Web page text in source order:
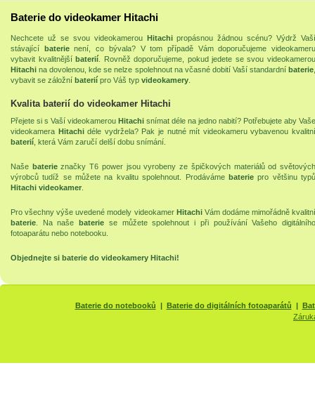
Baterie do videokamer Hitachi
Nechcete už se svou videokamerou Hitachipropásnou žádnou scénu? Výdrž Vaší
stávající baterienení, co bývala? V tom případě Vám doporučujeme
vybavit kvalitnějšíbaterií . Rovněž doporučujeme, pokud jedete se svou
Hitachi na dovolenou, kde se nelze spolehnout na včasné dobití Vaší standardní baterie
vybavit se záložní baterií pro Váš typ videokamery
Kvalita baterií do videokamer Hitachi
Přejete si s Vaší videokamerou Hitachi snímat déle na jedno nabití? Potřebujete aby Vaše
videokamera Hitachidéle vydržela? Pak je nutné mít videokameru vybavenou
baterií , která Vám zaručí delší dobu snímání.
Naše baterieznačky T6 power jsou vyrobeny ze špičkových materiálů od
výrobců tudíž se můžete na kvalitu spolehnout. Prodáváme bateriepro většinu
Hitachi videokamer
Pro všechny výše uvedené modely videokamer HitachiVám dodáme mimořádně
baterie . Na našebaterie se můžete spolehnout i při používání Vašeho
fotoaparátu nebo notebooku
Objednejte si baterie do videokamery Hitachi!
Baterie do notebooků | Baterie do digitálních fotoaparátů |